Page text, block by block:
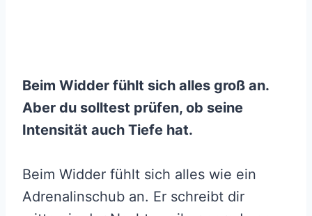
Beim Widder fühlt sich alles groß an.
Aber du solltest prüfen, ob seine
Intensität auch Tiefe hat.
Beim Widder fühlt sich alles wie ein
Adrenalinschub an. Er schreibt dir